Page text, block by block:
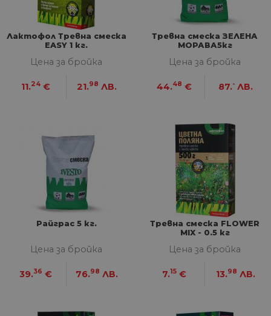
Лактофол Тревна смеска
EASY 1 кг.
Цена за бройка
11.24 € 21.98 ЛВ.
Тревна смеска ЗЕЛЕНА
МОРАВА5кг
Цена за бройка
44.48 € 87.- ЛВ.
Райграс 5 кг.
Цена за бройка
39.36 € 76.98 ЛВ.
Тревна смеска FLOWER
MIX - 0.5 кг
Цена за бройка
7.15 € 13.98 ЛВ.